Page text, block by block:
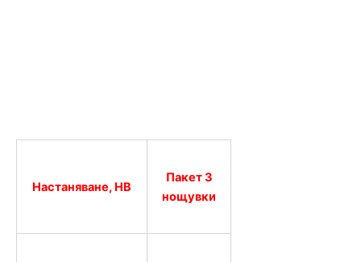
Настаняване, HB
Пакет 3
нощувки